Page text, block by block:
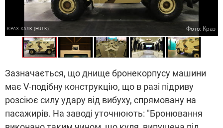
КРАЗ-ХAЛК (HULK) Фото: Краз
Зазначається, що днище бронекорпусу машини
має V-подібну конструкцію, що в разі підриву
розсіює силу удару від вибуху, спрямовану на
пасажирів. На заводі уточнюють: "Бронювання